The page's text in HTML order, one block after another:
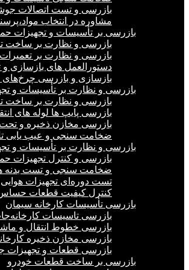
بازرسی و تست اتصالات
مشاوره در انتخاب
بازرسی بر تأسیسات و تجهیزات
بازرسی و نظارت بر ساخت
بازرسی و نظارت بر
دستورالعمل های بازسازی و
بازسازی و بازرسی چرخ‌های
بازرسی و نظارت بر تأسیسات و
بازرسی و نظارت بر ساخت
بازرسی پایپ ها لوله های
بازرسی مخازن ذخیره و تحت
ضخامت سنجی و عیب یابی
بازرسی و نظارت بر تأسیسات و
بازرسی و کنترل تجهیزات
ضخامت سنجی و تست بدنه
تست دوره‌ای تجهیزات هوایی
کنترل کیفیت قطعات حساس
بازرسی تأسیسات کارخانه سیمان
بازرسی تاسیسات
بازرسی خطوط انتقال و
بازرسی مخازن ذخیره
بازرسی قطعات و تجهیزات
بازرسی بر ساخت قطعات خودرو